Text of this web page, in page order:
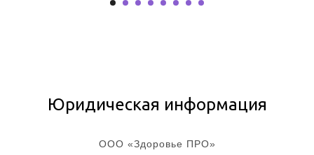
Юридическая информация
ООО «Здоровье ПРО»